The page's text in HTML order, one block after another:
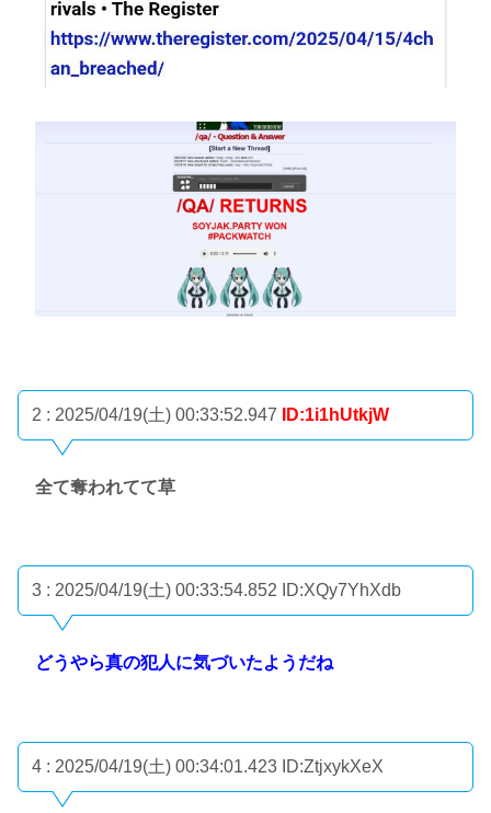
2 : 2025/04/19(土) 00:33:52.947 ID:1i1hUtkjW
全て奪われてて草
3 : 2025/04/19(土) 00:33:54.852 ID:XQy7YhXdb
どうやら真の犯人に気づいたようだね
4 : 2025/04/19(土) 00:34:01.423 ID:ZtjxykXeX